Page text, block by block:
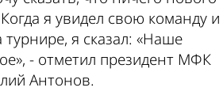
я увидел свою команду и
я сказал: «Наше
- отметил президент МФК
Антонов.